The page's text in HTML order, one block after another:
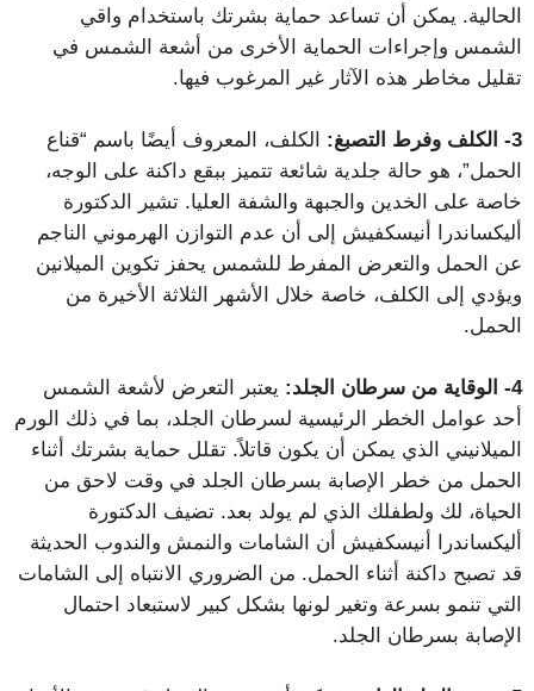
الحالية. يمكن أن تساعد حماية بشرتك باستخدام واقي
الشمس وإجراءات الحماية الأخرى من أشعة الشمس في
تقليل مخاطر هذه الآثار غير المرغوب فيها.
3- الكلف وفرط التصبغ:
الكلف، المعروف أيضًا باسم “قناع
الحمل”، هو حالة جلدية شائعة تتميز ببقع داكنة على الوجه،
خاصة على الخدين والجبهة والشفة العليا. تشير الدكتورة
أليكساندرا أنيسكفيش إلى أن عدم التوازن الهرموني الناجم
عن الحمل والتعرض المفرط للشمس يحفز تكوين الميلانين
ويؤدي إلى الكلف، خاصة خلال الأشهر الثلاثة الأخيرة من
الحمل.
4- الوقاية من سرطان الجلد:
يعتبر التعرض لأشعة الشمس
أحد عوامل الخطر الرئيسية لسرطان الجلد، بما في ذلك الورم
الميلانيني الذي يمكن أن يكون قاتلاً. تقلل حماية بشرتك أثناء
الحمل من خطر الإصابة بسرطان الجلد في وقت لاحق من
الحياة، لك ولطفلك الذي لم يولد بعد. تضيف الدكتورة
أليكساندرا أنيسكفيش أن الشامات والنمش والندوب الحديثة
قد تصبح داكنة أثناء الحمل. من الضروري الانتباه إلى الشامات
التي تنمو بسرعة وتغير لونها بشكل كبير لاستبعاد احتمال
الإصابة بسرطان الجلد.